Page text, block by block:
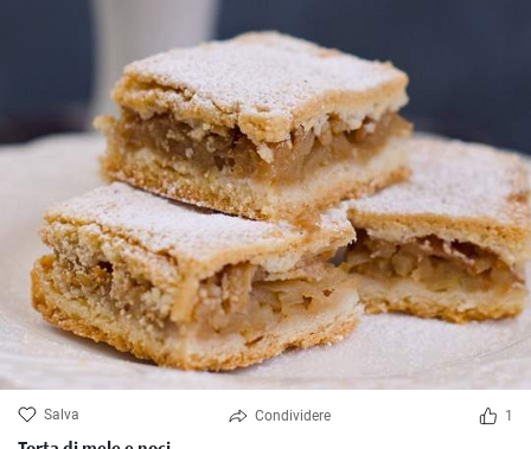
Salva Condividere 1